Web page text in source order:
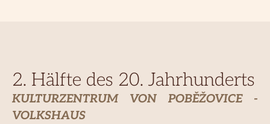
2. Hälfte des 20. Jahrhunderts
KULTURZENTRUM VON POBĚŽOVICE -
VOLKSHAUS